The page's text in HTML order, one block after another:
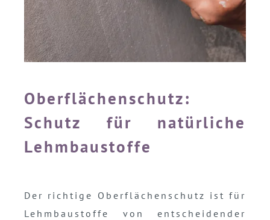
Oberflächenschutz:
Schutz für natürliche
Lehmbaustoffe
Der richtige Oberflächenschutz ist für
Lehmbaustoffe von entscheidender